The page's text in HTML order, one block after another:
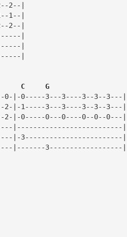
2--|
1--|
2--|
|
|
|
C     G
|-0-----3---3----3--3--3---|
|-1-----3---3----3--3--3---|
|-0-----0---0----0--0--0---|
|--------------------------|
|-3------------------------|